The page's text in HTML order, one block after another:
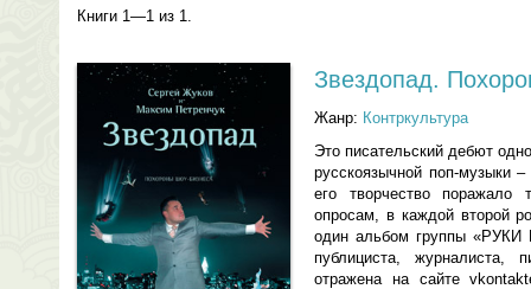
Книги 1—1 из 1.
Звездопад.
Жанр: Контркультура
Это писательский дебют
русскоязычной поп-музыки
его творчество поражало
опросам, в каждой второй
один альбом группы
публициста, журналиста,
отражена на сайте